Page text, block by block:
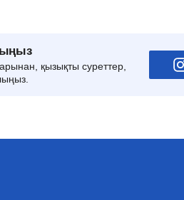
қызықты суреттер,